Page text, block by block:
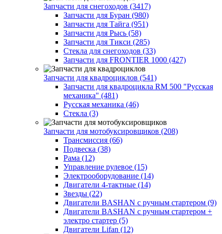
Запчасти для снегоходов (3417)
Запчасти для Буран (980)
Запчасти для Тайга (951)
Запчасти для Рысь (58)
Запчасти для Тикси (285)
Стекла для снегоходов (33)
Запчасти для FRONTIER 1000 (427)
Запчасти для квадроциклов (541)
Запчасти для квадроцикла RM 500 "Русская
механика" (481)
Русская механика (46)
Стекла (3)
Запчасти для мотобуксировщиков (208)
Трансмиссия (66)
Подвеска (38)
Рама (12)
Управление рулевое (15)
Электрооборудование (14)
Двигатели 4-тактные (14)
Звезды (22)
Двигатели BASHAN с ручным стартером (9)
Двигатели BASHAN с ручным стартером +
электро стартер (5)
Двигатели Lifan (12)